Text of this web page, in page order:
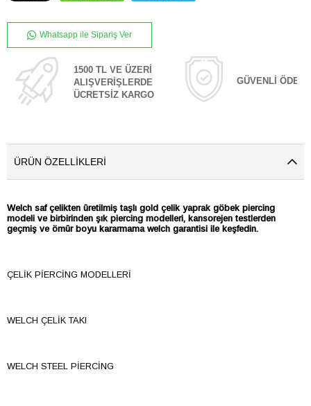
Whatsapp ile Sipariş Ver
1500 TL VE ÜZERİ
ALIŞVERİŞLERDE
ÜCRETSİZ KARGO
GÜVENLİ
ÜRÜN ÖZELLIKLERI
Welch saf çelikten üretilmiş taşlı gold çelik yaprak göbek piercing
modeli ve birbirinden şık piercing modelleri, kansorejen testlerden
geçmiş ve ömür boyu kararmama welch garantisi ile keşfedin.
ÇELİK PİERCİNG MODELLERİ
WELCH ÇELİK TAKI
WELCH STEEL PİERCİNG